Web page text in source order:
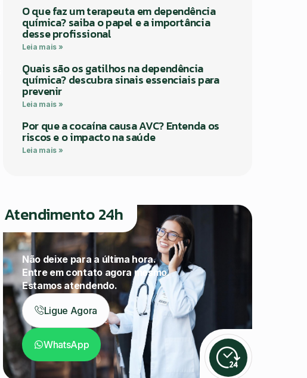
O que faz um terapeuta em dependência
química? saiba o papel e a importância
desse profissional
Leia mais »
Quais são os gatilhos na dependência
química? descubra sinais essenciais para
prevenir
Leia mais »
Por que a cocaína causa AVC? Entenda os
riscos e o impacto na saúde
Leia mais »
Atendimento 24h
Não deixe para a última hora.
Entre em contato agora mesmo.
Estamos atendendo.
Ligue Agora
WhatsApp